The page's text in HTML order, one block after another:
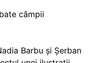
câmpii
Barbu și Șerban